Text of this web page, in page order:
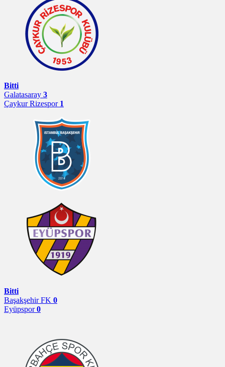
Bitti
Galatasaray 3
Çaykur Rizespor 1
Bitti
Başakşehir FK 0
Eyüpspor0